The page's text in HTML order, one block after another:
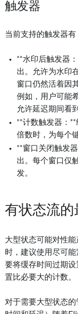
触发器
当前支持的触发器有
**水印后触发器
出。允许为水印
窗口仍然活着因
例如，用户可能
允许延迟期间看
**计数触发器：
倍数时，为每个
**窗口关闭触发
出。每个窗口仅
发。
有状态流的
大型状态可能对性
时，建议使用尽可
要将缓存时间过期
置比必要大的计数。
对于需要大型状态